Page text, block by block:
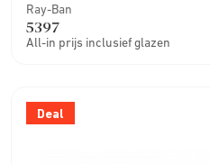
Ray-Ban
5397
All-in prijs inclusief glazen
Deal